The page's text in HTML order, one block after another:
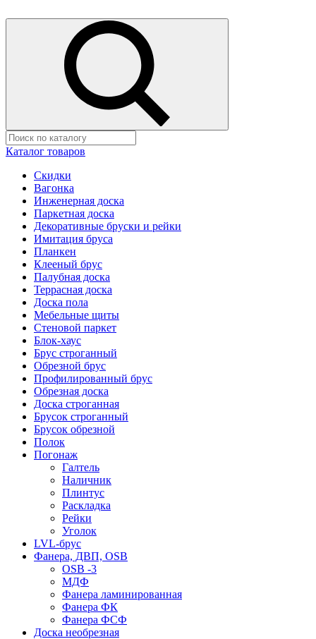
Каталог товаров
Скидки
Вагонка
Инженерная доска
Паркетная доска
Декоративные бруски и рейки
Имитация бруса
Планкен
Клееный брус
Палубная доска
Террасная доска
Доска пола
Мебельные щиты
Стеновой паркет
Блок-хаус
Брус строганный
Обрезной брус
Профилированный брус
Обрезная доска
Доска строганная
Брусок строганный
Брусок обрезной
Полок
Погонаж
Галтель
Наличник
Плинтус
Раскладка
Рейки
Уголок
LVL-брус
Фанера, ДВП, OSB
OSB -3
МДФ
Фанера ламинированная
Фанера ФК
Фанера ФСФ
Доска необрезная